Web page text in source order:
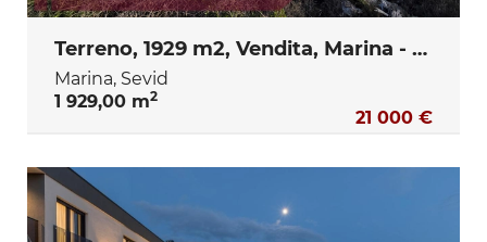
Terreno, 1929 m2, Vendita, Marina - Sevid
Marina, Sevid
1 929,00 m2
21 000 €